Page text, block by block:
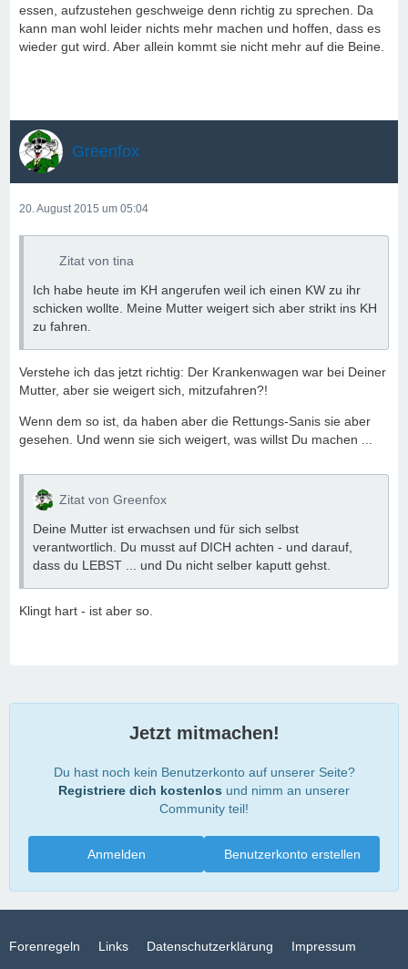
essen, aufzustehen geschweige denn richtig zu sprechen. Da
kann man wohl leider nichts mehr machen und hoffen, dass es
wieder gut wird. Aber allein kommt sie nicht mehr auf die Beine.
Greenfox
20. August 2015 um 05:04
Zitat von tina
Ich habe heute im KH angerufen weil ich einen KW zu ihr
schicken wollte. Meine Mutter weigert sich aber strikt ins KH
zu fahren.
Verstehe ich das jetzt richtig: Der Krankenwagen war bei Deiner
Mutter, aber sie weigert sich, mitzufahren?!
Wenn dem so ist, da haben aber die Rettungs-Sanis sie aber
gesehen. Und wenn sie sich weigert, was willst Du machen ...
Zitat von Greenfox
Deine Mutter ist erwachsen und für sich selbst
verantwortlich. Du musst auf DICH achten - und darauf,
dass du LEBST ... und Du nicht selber kaputt gehst.
Klingt hart - ist aber so.
Jetzt mitmachen!
Du hast noch kein Benutzerkonto auf unserer Seite?
Registriere dich kostenlos und nimm an unserer
Community teil!
Benutzerkonto erstellen
Anmelden
Forenregeln Links Datenschutzerklärung Impressum